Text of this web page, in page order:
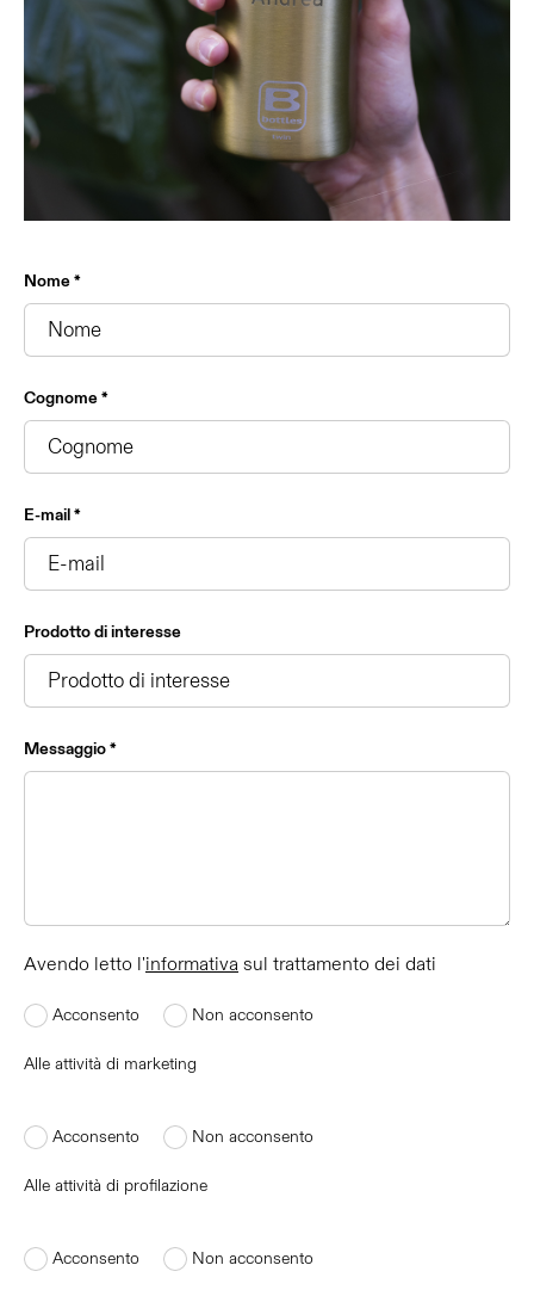
Nome *
Cognome *
E-mail *
Prodotto di interesse
Messaggio *
Avendo letto l'informativa sul trattamento dei dati
Acconsento Non acconsento
Alle attività di marketing
Acconsento Non acconsento
Alle attività di profilazione
Acconsento Non acconsento